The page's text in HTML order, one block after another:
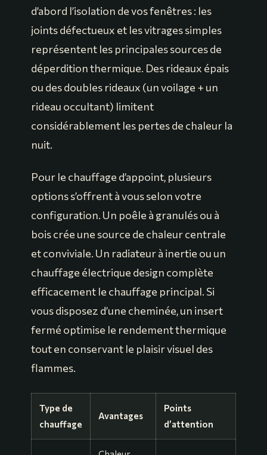
d’abord l’isolation de vos fenêtres : les
joints défectueux et les vitrages simples
représentent les principales sources de
déperdition thermique. Des rideaux épais
ou des doubles rideaux (un voilage + un
rideau occultant) limitent
considérablement les pertes de chaleur la
nuit.
Pour le chauffage d’appoint, plusieurs
options s’offrent à vous selon votre
configuration. Un poêle à granulés ou à
bois crée une source de chaleur centrale
et conviviale. Un radiateur à inertie ou un
chauffage électrique design complète
efficacement le chauffage principal. Si
vous disposez d’une cheminée, un insert
fermé optimise le rendement thermique
tout en conservant le plaisir visuel des
flammes.
Type de
chauffage
Avantages
Points
d’attention